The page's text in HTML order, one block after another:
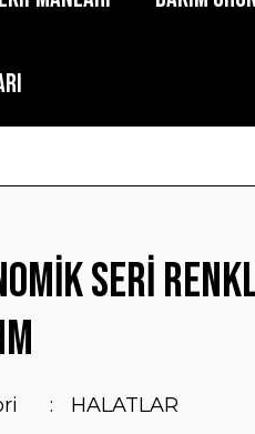
SERİ
HALATLAR